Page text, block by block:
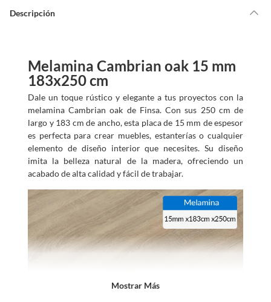
a
Descripción
Melamina Cambrian oak 15 mm
183x250 cm
Dale un toque rústico y elegante a tus proyectos con la
melamina Cambrian oak de Finsa. Con sus 250 cm de
largo y 183 cm de ancho, esta placa de 15 mm de espesor
es perfecta para crear muebles, estanterías o cualquier
elemento de diseño interior que necesites. Su diseño
imita la belleza natural de la madera, ofreciendo un
acabado de alta calidad y fácil de trabajar.
Mostrar Más